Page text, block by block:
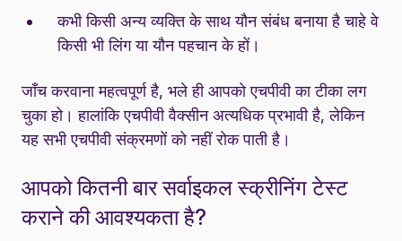
कभी किसी अन्य व्यक्ति के साथ यौन संबंध बनाया है चाहे वे
किसी भी लिंग या यौन पहचान के हों।
जाँच करवाना महत्वपूर्ण है, भले ही आपको एचपीवी का टीका लग
चुका हो। हालांकि एचपीवी वैक्सीन अत्यधिक प्रभावी है, लेकिन
यह सभी एचपीवी संक्रमणों को नहीं रोक पाती है।
आपको कितनी बार सर्वाइकल स्क्रीनिंग टेस्ट
कराने की आवश्यकता है?